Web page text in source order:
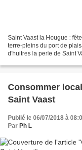
Saint Vaast la Hougue :
terre-pleins du port de
d'huitres la perle de Saint
Consommer
Saint Vaast
Publié le 06/07/2018 à
Par Ph L